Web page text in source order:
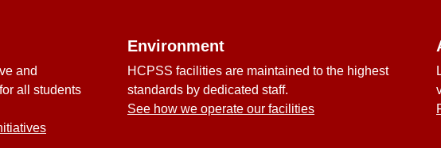
and
all students
Environment
HCPSS facilities are maintained to the highest
standards by dedicated staff.
See how we operate our facilities